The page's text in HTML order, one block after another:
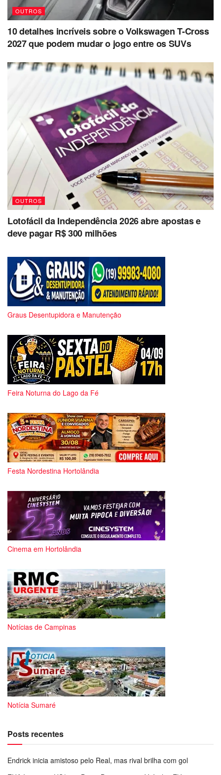
OUTROS
10 detalhes incríveis sobre o Volkswagen T-Cross
2027 que podem mudar o jogo entre os SUVs
OUTROS
Lotofácil da Independência 2026 abre apostas e
deve pagar R$ 300 milhões
Graus Desentupidora e Manutenção
Feira Noturna do Lago da Fé
Festa Nordestina Hortolândia
Cinema em Hortolândia
Notícias de Campinas
Notícia Sumaré
Posts recentes
Endrick inicia amistoso pelo Real, mas rival brilha com gol